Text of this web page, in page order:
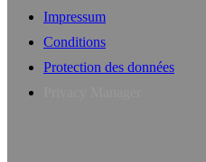
Impressum
Conditions
Protection des données